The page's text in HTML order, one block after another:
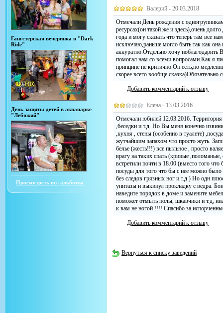
Гангстерская вечеринка в "Dark
Ride"
День защиты детей в аквапарке
"Лебяжий"
Просмотреть все альбомы
Валерий - 20.03.2018
Отмечали День рождения с
ресурсах(он такой же и здесь),очень
года и могу сказать что теперь там все
исключаю,раньше могло быть так как она
аккуратно.Отдельно хочу
помогал нам со всеми вопросами.Как я
принципе не критично.Он есть,но
скорее всего вообще
Добавить комментарий к отзыву
Елена - 13.03.2016
Отмечали юбилей 12.03.2016. Территория
,беседки и т.д. Но Вы меня конечно
,кухня , стены (особенно в туалете)
жутчайшим запахом что просто жуть.
белье (жесть!!!) все пыльное , просто
врагу на таких спать (кривые
встретили почти в 18.00 (вместо того
посуды для того что бы с нее можно
без следов грязных ног и т.д.) Но одн
унитазы и выкинул прокладку с ведра.
наведите порядок в доме и замените
поможет отмыть полы, шкавчики и т.д,
к вам не ногой !!!! Спасибо за
Добавить комментарий к отзыву
Вернуться к списку заведений